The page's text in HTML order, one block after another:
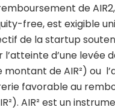
de
free, est exigible
de la startup
l’atteinte d’une levée
montant de AIR²) ou
favorable au
AIR² est un